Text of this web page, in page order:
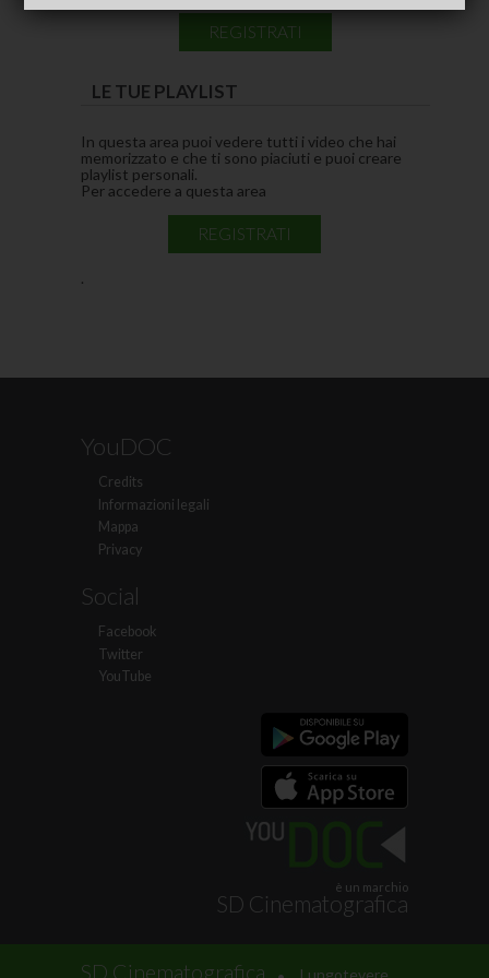
REGISTRATI
LE TUE PLAYLIST
In questa area puoi vedere tutti i video che hai
memorizzato e che ti sono piaciuti e puoi creare
playlist personali.
Per accedere a questa area
REGISTRATI
.
YouDOC
Credits
Informazioni legali
Mappa
Privacy
Social
Facebook
Twitter
YouTube
è un marchio
SD Cinematografica
SD Cinematografica .